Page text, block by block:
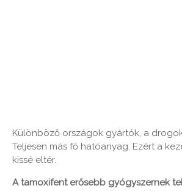
Különböző országok gyártók, a
Teljesen más fő hatóanyag. Ezért a
kissé eltér.
A tamoxifent erősebb gyógyszernek